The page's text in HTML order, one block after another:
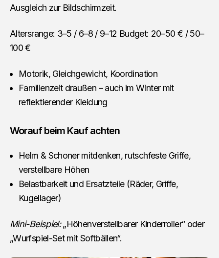
Ausgleich zur Bildschirmzeit.
Altersrange: 3–5 / 6–8 / 9–12 Budget: 20–50 € / 50–
100 €
Motorik, Gleichgewicht, Koordination
Familienzeit draußen – auch im Winter mit
reflektierender Kleidung
Worauf beim Kauf achten
Helm & Schoner mitdenken, rutschfeste Griffe,
verstellbare Höhen
Belastbarkeit und Ersatzteile (Räder, Griffe,
Kugellager)
Mini-Beispiel:„Höhenverstellbarer Kinderroller“ oder
„Wurfspiel-Set mit Softbällen“.